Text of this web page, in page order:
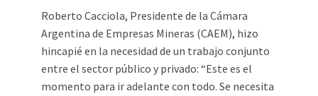
Roberto Cacciola, Presidente de la Cámara
Argentina de Empresas Mineras (CAEM), hizo
hincapié en la necesidad de un trabajo conjunto
entre el sector público y privado: “Este es el
momento para ir adelante con todo. Se necesita